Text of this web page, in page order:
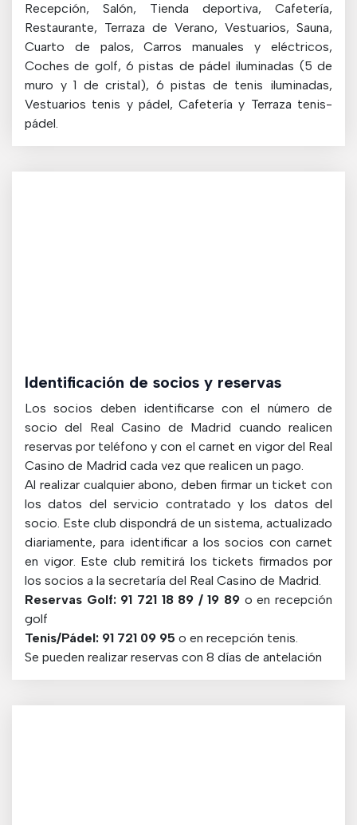
Recepción, Salón, Tienda deportiva, Cafetería,
Restaurante, Terraza de Verano, Vestuarios, Sauna,
Cuarto de palos, Carros manuales y eléctricos,
Coches de golf, 6 pistas de pádel iluminadas (5 de
muro y 1 de cristal), 6 pistas de tenis iluminadas,
Vestuarios tenis y pádel, Cafetería y Terraza tenis-
pádel.
Identificación de socios y reservas
Los socios deben identificarse con el número de
socio del Real Casino de Madrid cuando realicen
reservas por teléfono y con el carnet en vigor del Real
Casino de Madrid cada vez que realicen un pago.
Al realizar cualquier abono, deben firmar un ticket con
los datos del servicio contratado y los datos del
socio. Este club dispondrá de un sistema, actualizado
diariamente, para identificar a los socios con carnet
en vigor. Este club remitirá los tickets firmados por
los socios a la secretaría del Real Casino de Madrid.
Reservas Golf: 91 721 18 89 / 19 89 o en recepción
golf
Tenis/Pádel: 91 721 09 95 o en recepción tenis.
Se pueden realizar reservas con 8 días de antelación